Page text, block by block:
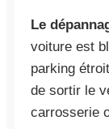
Le
voiture est
parking
de sortir le
carrosserie